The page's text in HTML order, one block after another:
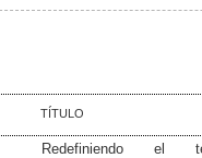
TÍTULO
Redefiniendo el